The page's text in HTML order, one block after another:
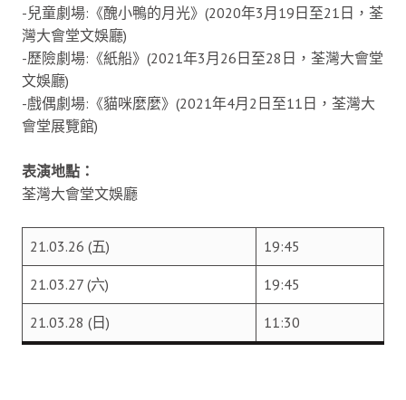
-兒童劇場:《醜小鴨的月光》(2020年3月19日至21日，荃
灣大會堂文娛廳)
-歷險劇場:《紙船》(2021年3月26日至28日，荃灣大會堂
文娛廳)
-戲偶劇場:《貓咪麼麼》(2021年4月2日至11日，荃灣大
會堂展覽館)
表演地點：
荃灣大會堂文娛廳
21.03.26 (五) 19:45
21.03.27 (六) 19:45
21.03.28 (日) 11:30